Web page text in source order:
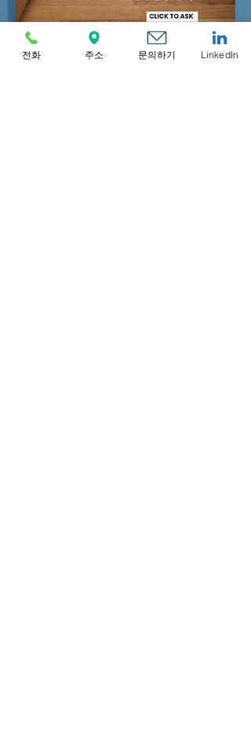
전화 주소 문의하기 LinkedIn